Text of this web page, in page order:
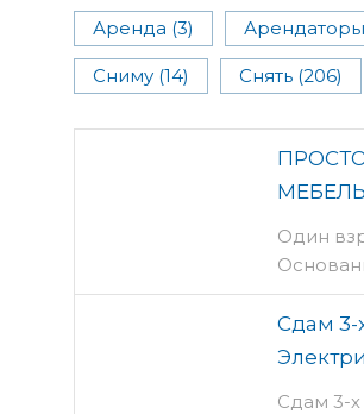
Аренда (3) Арендаторы
Сниму (14) Снять (206)
Один
Сдам 3-
Сдам 3-